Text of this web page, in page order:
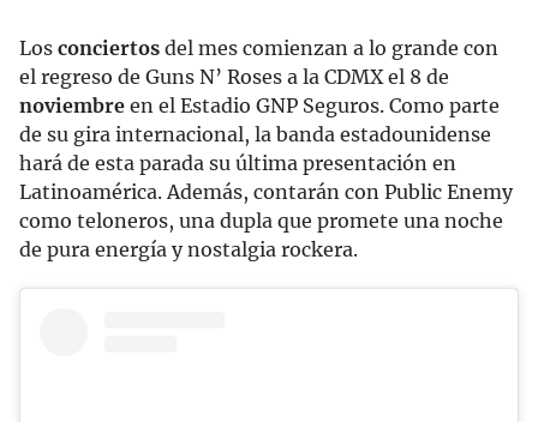
Los conciertos del mes comienzan a lo grande con
el regreso de Guns N’ Roses a la CDMX el 8 de
noviembre en el Estadio GNP Seguros. Como parte
de su gira internacional, la banda estadounidense
hará de esta parada su última presentación en
Latinoamérica. Además, contarán con Public Enemy
como teloneros, una dupla que promete una noche
de pura energía y nostalgia rockera.